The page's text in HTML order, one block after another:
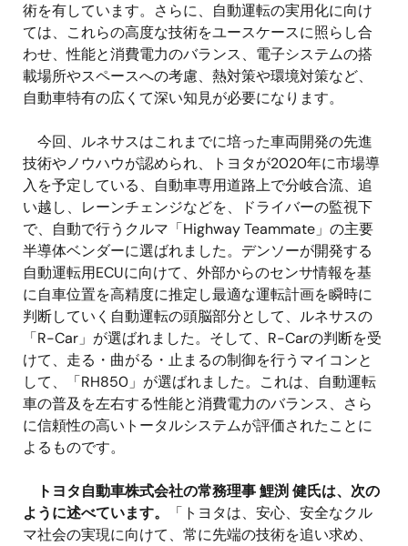
術を有しています。さらに、自動運転の実用化に向け
ては、これらの高度な技術をユースケースに照らし合
わせ、性能と消費電力のバランス、電子システムの搭
載場所やスペースへの考慮、熱対策や環境対策など、
自動車特有の広くて深い知見が必要になります。
今回、ルネサスはこれまでに培った車両開発の先進
技術やノウハウが認められ、トヨタが2020年に市場導
入を予定している、自動車専用道路上で分岐合流、追
い越し、レーンチェンジなどを、ドライバーの監視下
で、自動で行うクルマ「Highway Teammate」の主要
半導体ベンダーに選ばれました。デンソーが開発する
自動運転用ECUに向けて、外部からのセンサ情報を基
に自車位置を高精度に推定し最適な運転計画を瞬時に
判断していく自動運転の頭脳部分として、ルネサスの
「R-Car」が選ばれました。そして、R-Carの判断を受
けて、走る・曲がる・止まるの制御を行うマイコンと
して、「RH850」が選ばれました。これは、自動運転
車の普及を左右する性能と消費電力のバランス、さら
に信頼性の高いトータルシステムが評価されたことに
よるものです。
トヨタ自動車株式会社の常務理事 鯉渕 健氏は、次の
ように述べています。
「トヨタは、安心、安全なクル
マ社会の実現に向けて、常に先端の技術を追い求め、